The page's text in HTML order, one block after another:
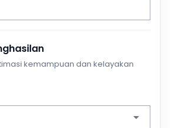
kemampuan dan kelayakan